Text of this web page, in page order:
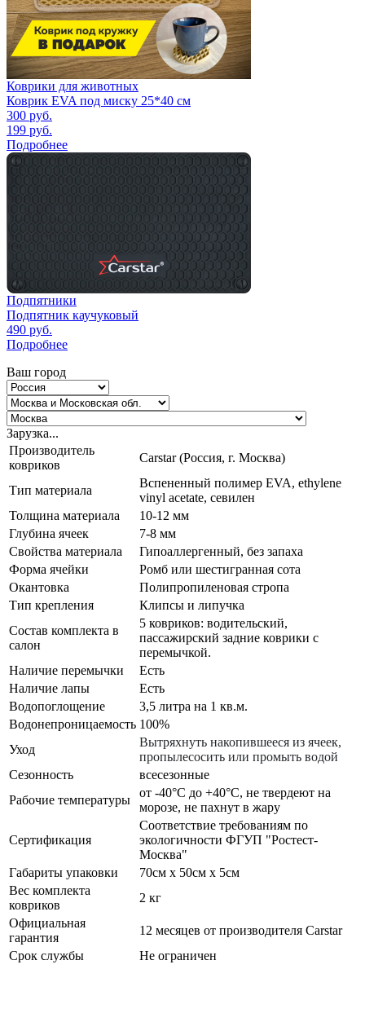
Коврики для животных
Коврик EVA под миску 25*40 см
300 руб.
199 руб.
Подробнее
Подпятники
Подпятник каучуковый
490 руб.
Подробнее
Ваш город
Зарузка...
Производитель
ковриков
Carstar (Россия, г. Москва)
Тип материала
Вспененный полимер EVA, ethylene
vinyl acetate, севилен
Толщина материала
10-12 мм
Глубина ячеек
7-8 мм
Свойства материала
Гипоаллергенный, без запаха
Форма ячейки
Ромб или шестигранная сота
Окантовка
Полипропиленовая стропа
Тип крепления
Клипсы и липучка
Состав комплекта в
салон
5 ковриков: водительский,
пассажирский задние коврики с
перемычкой.
Наличие перемычки
Есть
Наличие лапы
Есть
Водопоглощение
3,5 литра на 1 кв.м.
Водонепроницаемость 100%
Уход
Вытряхнуть накопившееся из ячеек,
пропылесосить или промыть водой
Сезонность
всесезонные
Рабочие температуры
от -40°С до +40°С, не твердеют на
морозе, не пахнут в жару
Сертификация
Соответствие требованиям по
экологичности ФГУП "Ростест-
Москва"
Габариты упаковки
70см x 50см x 5см
Вес комплекта
ковриков
2 кг
Официальная
гарантия
12 месяцев от производителя Carstar
Срок службы
Не ограничен